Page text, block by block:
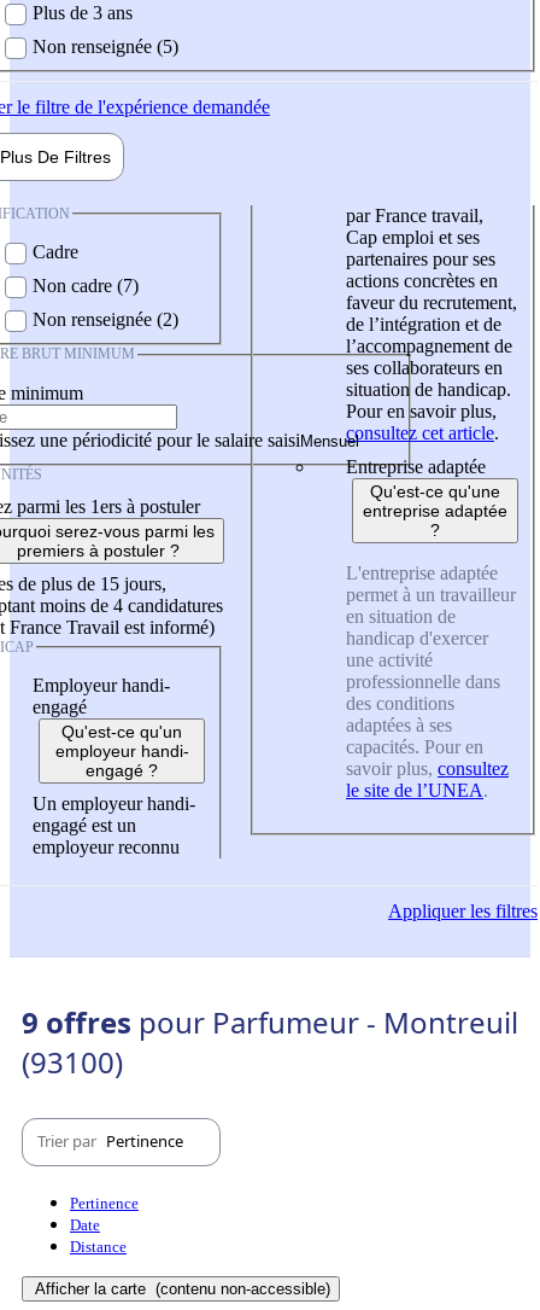
Plus de 3 ans
Non renseignée (5)
le filtre de l'expérience demandée
Plus De Filtres
Cadre
Non cadre (7)
Non renseignée (2)
BRUT MINIMUM
minimum
une périodicité pour le salaire saisi
parmi les 1ers à postuler
serez-vous parmi les
premiers à postuler ?
de plus de 15 jours,
moins de 4 candidatures
France Travail est informé)
Employeur handi-
engagé
Qu'est-ce qu'un
employeur handi-
engagé ?
Un employeur handi-
engagé est un
employeur reconnu
par France travail,
Cap emploi et ses
partenaires pour ses
actions concrètes en
faveur du recrutement,
de l’intégration et de
l’accompagnement de
ses collaborateurs en
situation de handicap.
Pour en savoir plus,
consultez cet article.
Entreprise adaptée
Qu'est-ce qu'une
entreprise adaptée
?
L'entreprise adaptée
permet à un travailleur
en situation de
handicap d'exercer
une activité
professionnelle dans
des conditions
adaptées à ses
capacités. Pour en
savoir plus, consultez
le site de l’UNEA.
Appliquerles filtres
9 offres pour Parfumeur - Montreuil
(93100)
Trier par Pertinence
Pertinence
Date
Distance
Afficher la carte (contenu non-accessible)